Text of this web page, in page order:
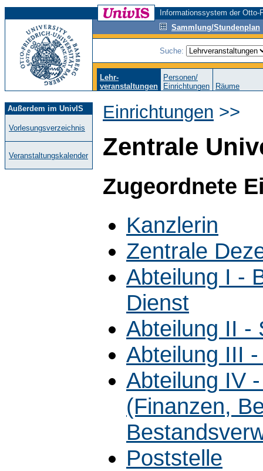
Informationssystem der
Sammlung/Stundenplan
Suche:
Lehr-
veranstaltungen
Personen/
Einrichtungen
Räume
Außerdem im UnivIS
Vorlesungsverzeichnis
Veranstaltungskalender
Einrichtungen >>
Zentrale
Zugeordnete
Kanzlerin
Zentrale
Abteilung I -
Dienst
Abteilung II -
Abteilung III
Abteilung IV
(Finanzen,
Poststelle